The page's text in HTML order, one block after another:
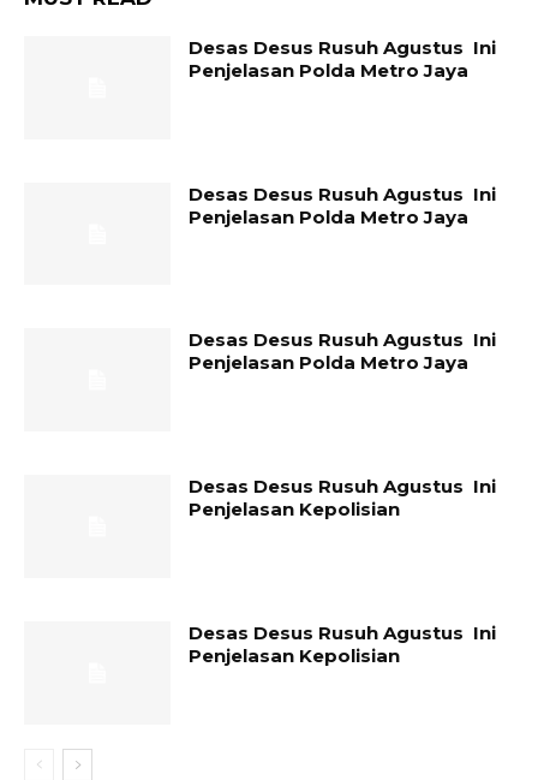
Desas Desus Rusuh Agustus Ini
Penjelasan Polda Metro Jaya
Desas Desus Rusuh Agustus Ini
Penjelasan Polda Metro Jaya
Desas Desus Rusuh Agustus Ini
Penjelasan Polda Metro Jaya
Desas Desus Rusuh Agustus Ini
Penjelasan Kepolisian
Desas Desus Rusuh Agustus Ini
Penjelasan Kepolisian